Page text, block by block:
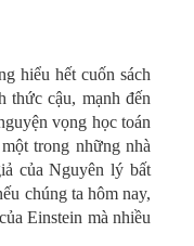
hiểu hết cuốn sách
thức cậu, mạnh đến
vọng học toán
trong những nhà
của Nguyên lý bất
chúng ta hôm nay,
Einstein mà nhiều